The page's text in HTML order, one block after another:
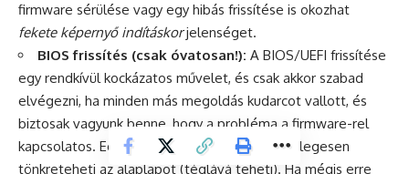
firmware sérülése vagy egy hibás frissítése is okozhat
fekete képernyő indításkorjelenséget.
BIOS frissítés (csak óvatosan!): A BIOS/UEFI frissítése
egy rendkívül kockázatos művelet, és csak akkor szabad
elvégezni, ha minden más megoldás kudarcot vallott, és
biztosak vagyunk benne, hogy a probléma a firmware-rel
kapcsolatos. Egy sikertelen BIOS frissítés véglegesen
tönkreteheti az alaplapot (téglává teheti). Ha mégis erre